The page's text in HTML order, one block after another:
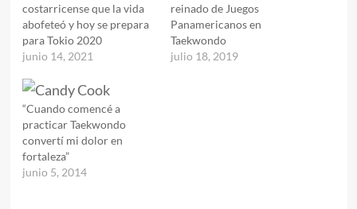
costarricense que la vida
abofeteó y hoy se prepara
para Tokio 2020
junio 14, 2021
reinado de Juegos
Panamericanos en
Taekwondo
julio 18, 2019
“Cuando comencé a
practicar Taekwondo
convertí mi dolor en
fortaleza”
junio 5, 2014